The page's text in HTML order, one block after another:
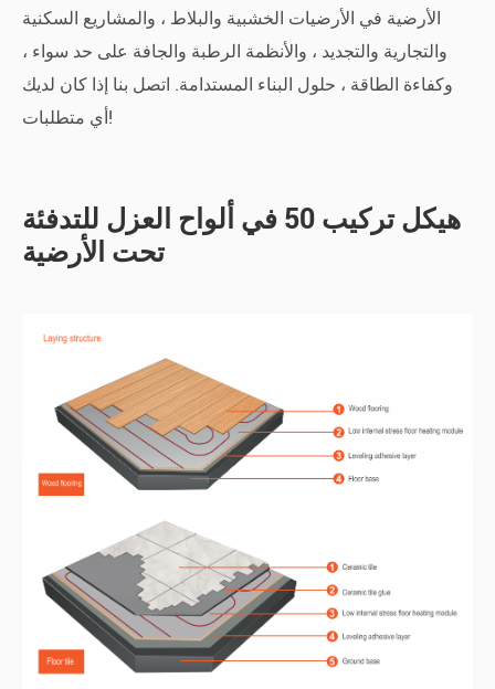
الأرضية في الأرضيات الخشبية والبلاط ، والمشاريع السكنية
والتجارية والتجديد ، والأنظمة الرطبة والجافة على حد سواء ،
وكفاءة الطاقة ، حلول البناء المستدامة. اتصل بنا إذا كان لديك
أي متطلبات!
هيكل تركيب 50 في ألواح العزل للتدفئة
تحت الأرضية